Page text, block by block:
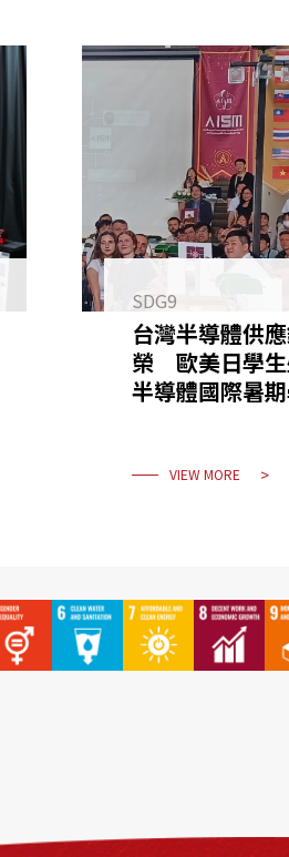
SDG9
台灣半導體供
榮 歐美日學生
半導體國際暑
VIEW MORE